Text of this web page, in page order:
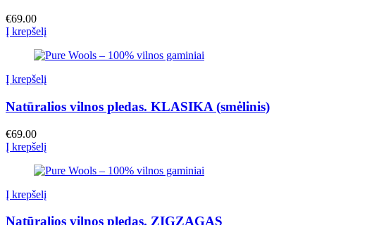
€69.00
Į krepšelį
Į krepšelį
Natūralios vilnos pledas. KLASIKA (smėlinis)
€69.00
Į krepšelį
Į krepšelį
Natūralios vilnos pledas. ZIGZAGAS